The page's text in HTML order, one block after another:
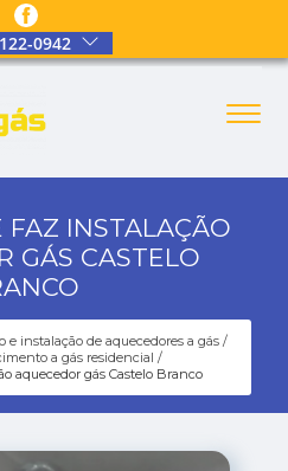
0942
FAZ INSTALAÇÃO
GÁS CASTELO
e instalação de aquecedores a gás
a gás residencial
aquecedor gás Castelo Branco